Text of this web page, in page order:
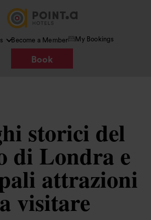
Become a Member My Bookings
Book
storici del
di Londra e
attrazioni
visitare